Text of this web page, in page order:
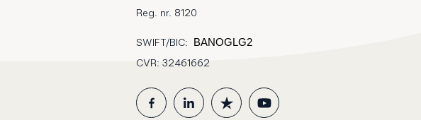
Reg. nr. 8120
SWIFT/BIC:
BANOGLG2
CVR: 32461662